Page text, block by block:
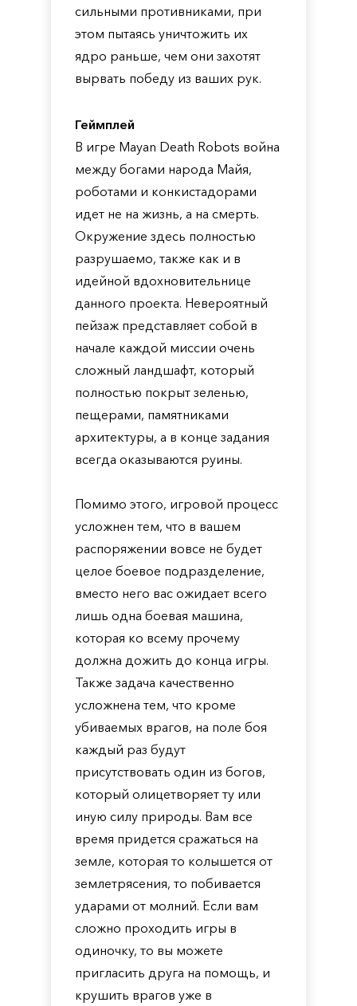
сильными противниками, при
этом пытаясь уничтожить их
ядро раньше, чем они захотят
вырвать победу из ваших рук.
Геймплей
В игре Mayan Death Robots война
между богами народа Майя,
роботами и конкистадорами
идет не на жизнь, а на смерть.
Окружение здесь полностью
разрушаемо, также как и в
идейной вдохновительнице
данного проекта. Невероятный
пейзаж представляет собой в
начале каждой миссии очень
сложный ландшафт, который
полностью покрыт зеленью,
пещерами, памятниками
архитектуры, а в конце задания
всегда оказываются руины.
Помимо этого, игровой процесс
усложнен тем, что в вашем
распоряжении вовсе не будет
целое боевое подразделение,
вместо него вас ожидает всего
лишь одна боевая машина,
которая ко всему прочему
должна дожить до конца игры.
Также задача качественно
усложнена тем, что кроме
убиваемых врагов, на поле боя
каждый раз будут
присутствовать один из богов,
который олицетворяет ту или
иную силу природы. Вам все
время придется сражаться на
земле, которая то колышется от
землетрясения, то побивается
ударами от молний. Если вам
сложно проходить игры в
одиночку, то вы можете
пригласить друга на помощь, и
крушить врагов уже в